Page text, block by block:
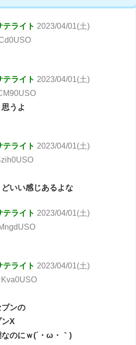
テライト 2023/04/01(土)
テライト 2023/04/01(土)
うよ
テライト 2023/04/01(土)
いい感じあるよな
テライト 2023/04/01(土)
テライト 2023/04/01(土)
ンの
X
のにｗ(´・ω・｀)